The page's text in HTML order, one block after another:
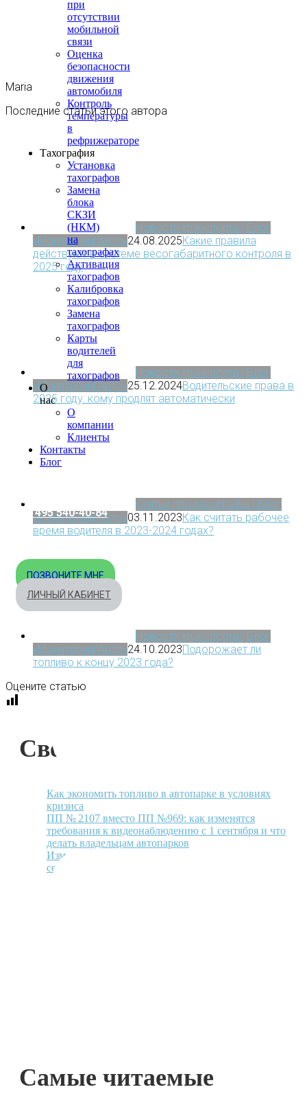
при
отсутствии
мобильной
связи
Оценка
безопасности
движения
автомобиля
Контроль
температуры
в
рефрижераторе
Тахография
Установка
тахографов
Замена
блока
СКЗИ
(НКМ)
на
тахографах
Активация
тахографов
Калибровка
тахографов
Замена
тахографов
Карты
водителей
для
тахографов
О
нас
О
компании
Клиенты
Контакты
Блог
+7 495 540-40-84
БЕСПЛАТНО ПО РОССИИ
ПОЗВОНИТЕ МНЕ
ЛИЧНЫЙ КАБИНЕТ
Maria
Последние статьи этого автора
Новости транспорта | Блог
«МониторингАвто»24.08.2025Какие правила
действуют в системе весогабаритного контроля в
2025 году
Новости транспорта | Блог
«МониторингАвто»25.12.2024Водительские права в
2025 году: кому продлят автоматически
Статьи про тахографы | Блог
«МониторингАвто»03.11.2023Как считать рабочее
время водителя в 2023-2024 годах?
Новости транспорта | Блог
«МониторингАвто»24.10.2023Подорожает ли
топливо к концу 2023 года?
Оцените статью
Свежие статьи
Как экономить топливо в автопарке в условиях
кризиса
ПП № 2107 вместо ПП №969: как изменятся
требования к видеонаблюдению с 1 сентября и что
делать владельцам автопарков
Изменения для перевозчиков опасных грузов с 1
сентября 2026: к чему готовиться
Самые читаемые